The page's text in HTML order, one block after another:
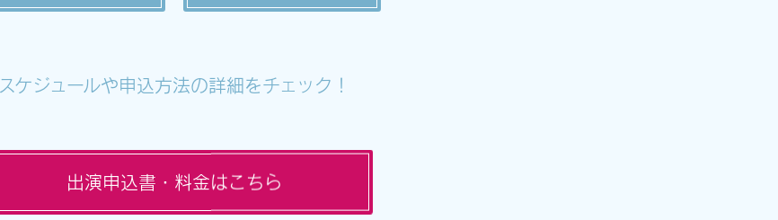
スケジュールや申込方法の詳細をチェック！
出演申込書・料金はこちら